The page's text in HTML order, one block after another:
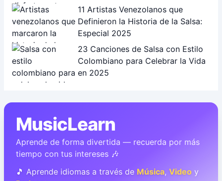
11 Artistas Venezolanos que
Definieron la Historia de la Salsa:
Especial 2025
23 Canciones de Salsa con Estilo
Colombiano para Celebrar la Vida
en 2025
MusicLearn
Aprende de forma divertida — recuerda por más
tiempo con tus intereses 🎶
🎵 Aprende idiomas a través de Música, Video y